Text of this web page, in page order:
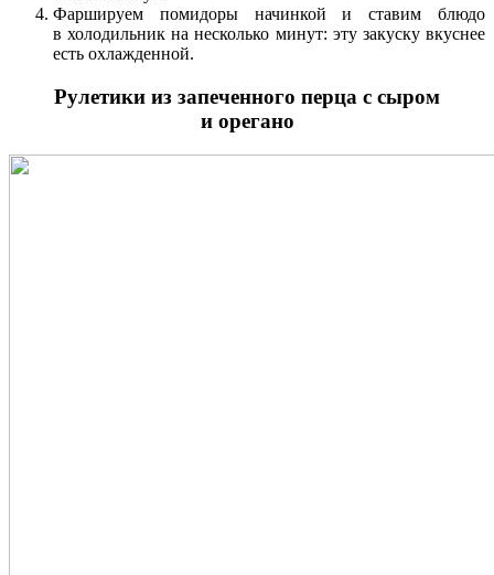
Фаршируем помидоры начинкой и ставим блюдо
в холодильник на несколько минут: эту закуску вкуснее
есть охлажденной.
Рулетики из запеченного перца с сыром
и орегано